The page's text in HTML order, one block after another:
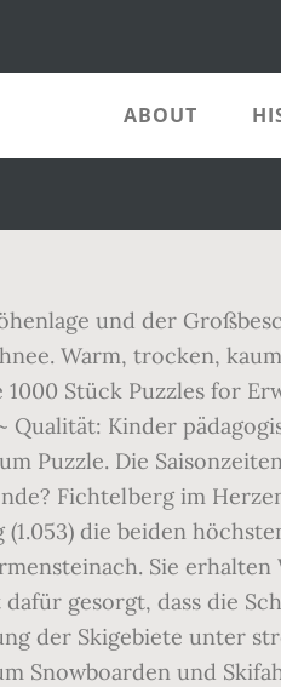
ABOUT
und der
Warm, trocken,
Stück Puzzles for
Qualität: Kinder
Puzzle. Die
Fichtelberg im
die beiden
Sie
gesorgt, dass die
der Skigebiete unter
Snowboarden und